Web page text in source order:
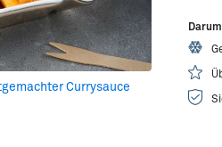
Currysauce